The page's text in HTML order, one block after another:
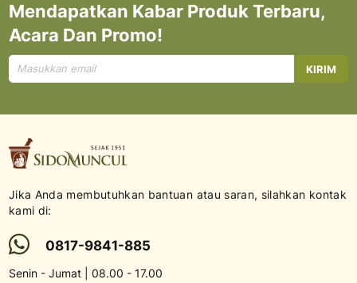
Mendapatkan Kabar Produk Terbaru,
Acara Dan Promo!
Mendaftar
untuk
KIRIM
Jika Anda membutuhkan bantuan atau saran, silahkan kontak
kami di:
0817-9841-885
Senin - Jumat | 08.00 - 17.00